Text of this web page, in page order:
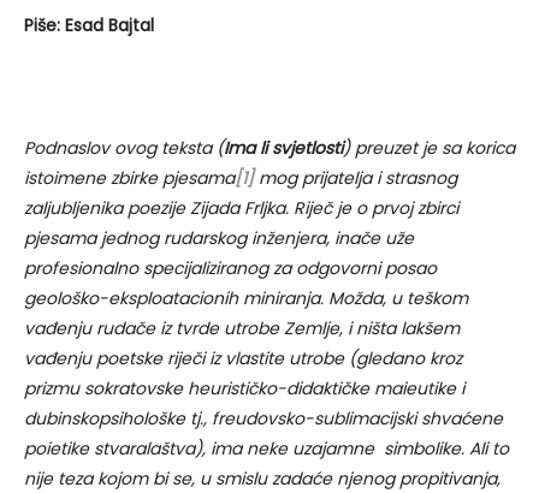
Piše: Esad Bajtal
Podnaslov ovog teksta (Ima li svjetlosti) preuzet je sa korica
istoimene zbirke pjesama[1]mog prijatelja i strasnog
zaljubljenika poezije Zijada Frljka. Riječ je o prvoj zbirci
pjesama jednog rudarskog inženjera, inače uže
profesionalno specijaliziranog za odgovorni posao
geološko-eksploatacionih miniranja. Možda, u teškom
vađenju rudače iz tvrde utrobe Zemlje, i ništa lakšem
vađenju poetske riječi iz vlastite utrobe (gledano kroz
prizmu sokratovske heurističko-didaktičke maieutike i
dubinskopsihološke tj., freudovsko-sublimacijski shvaćene
poietike stvaralaštva), ima neke uzajamne simbolike. Ali to
nije teza kojom bi se, u smislu zadaće njenog propitivanja,